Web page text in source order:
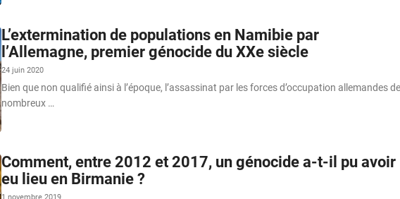
L’extermination de populations en Namibie par
l’Allemagne, premier génocide du XXe siècle
24 juin 2020
Bien que non qualifié ainsi à l’époque, l’assassinat par les forces d’occupation allemandes de
nombreux …
Comment, entre 2012 et 2017, un génocide a-t-il pu avoir
eu lieu en Birmanie ?
1 novembre 2019